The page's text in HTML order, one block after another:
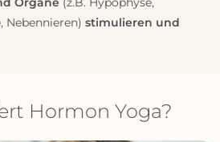
Nebennieren)stimulieren und
Hormon Yoga?